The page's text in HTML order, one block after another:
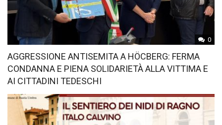
0
AGGRESSIONE ANTISEMITA A HÖCBERG: FERMA
CONDANNA E PIENA SOLIDARIETÀ ALLA VITTIMA E
AI CITTADINI TEDESCHI